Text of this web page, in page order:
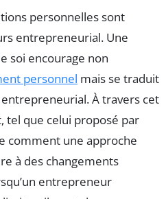
personnelles sont
entrepreneurial. Une
soi encourage non
personnel mais se traduit
À travers cet
tel que celui proposé par
comment une approche
à des changements
entrepreneur